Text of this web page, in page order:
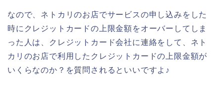
なので、ネトカリのお店でサービスの申し込みをした
時にクレジットカードの上限金額をオーバーしてしま
った人は、クレジットカード会社に連絡をして、ネト
カリのお店で利用したクレジットカードの上限金額が
いくらなのか？を質問されるといいですよ♪